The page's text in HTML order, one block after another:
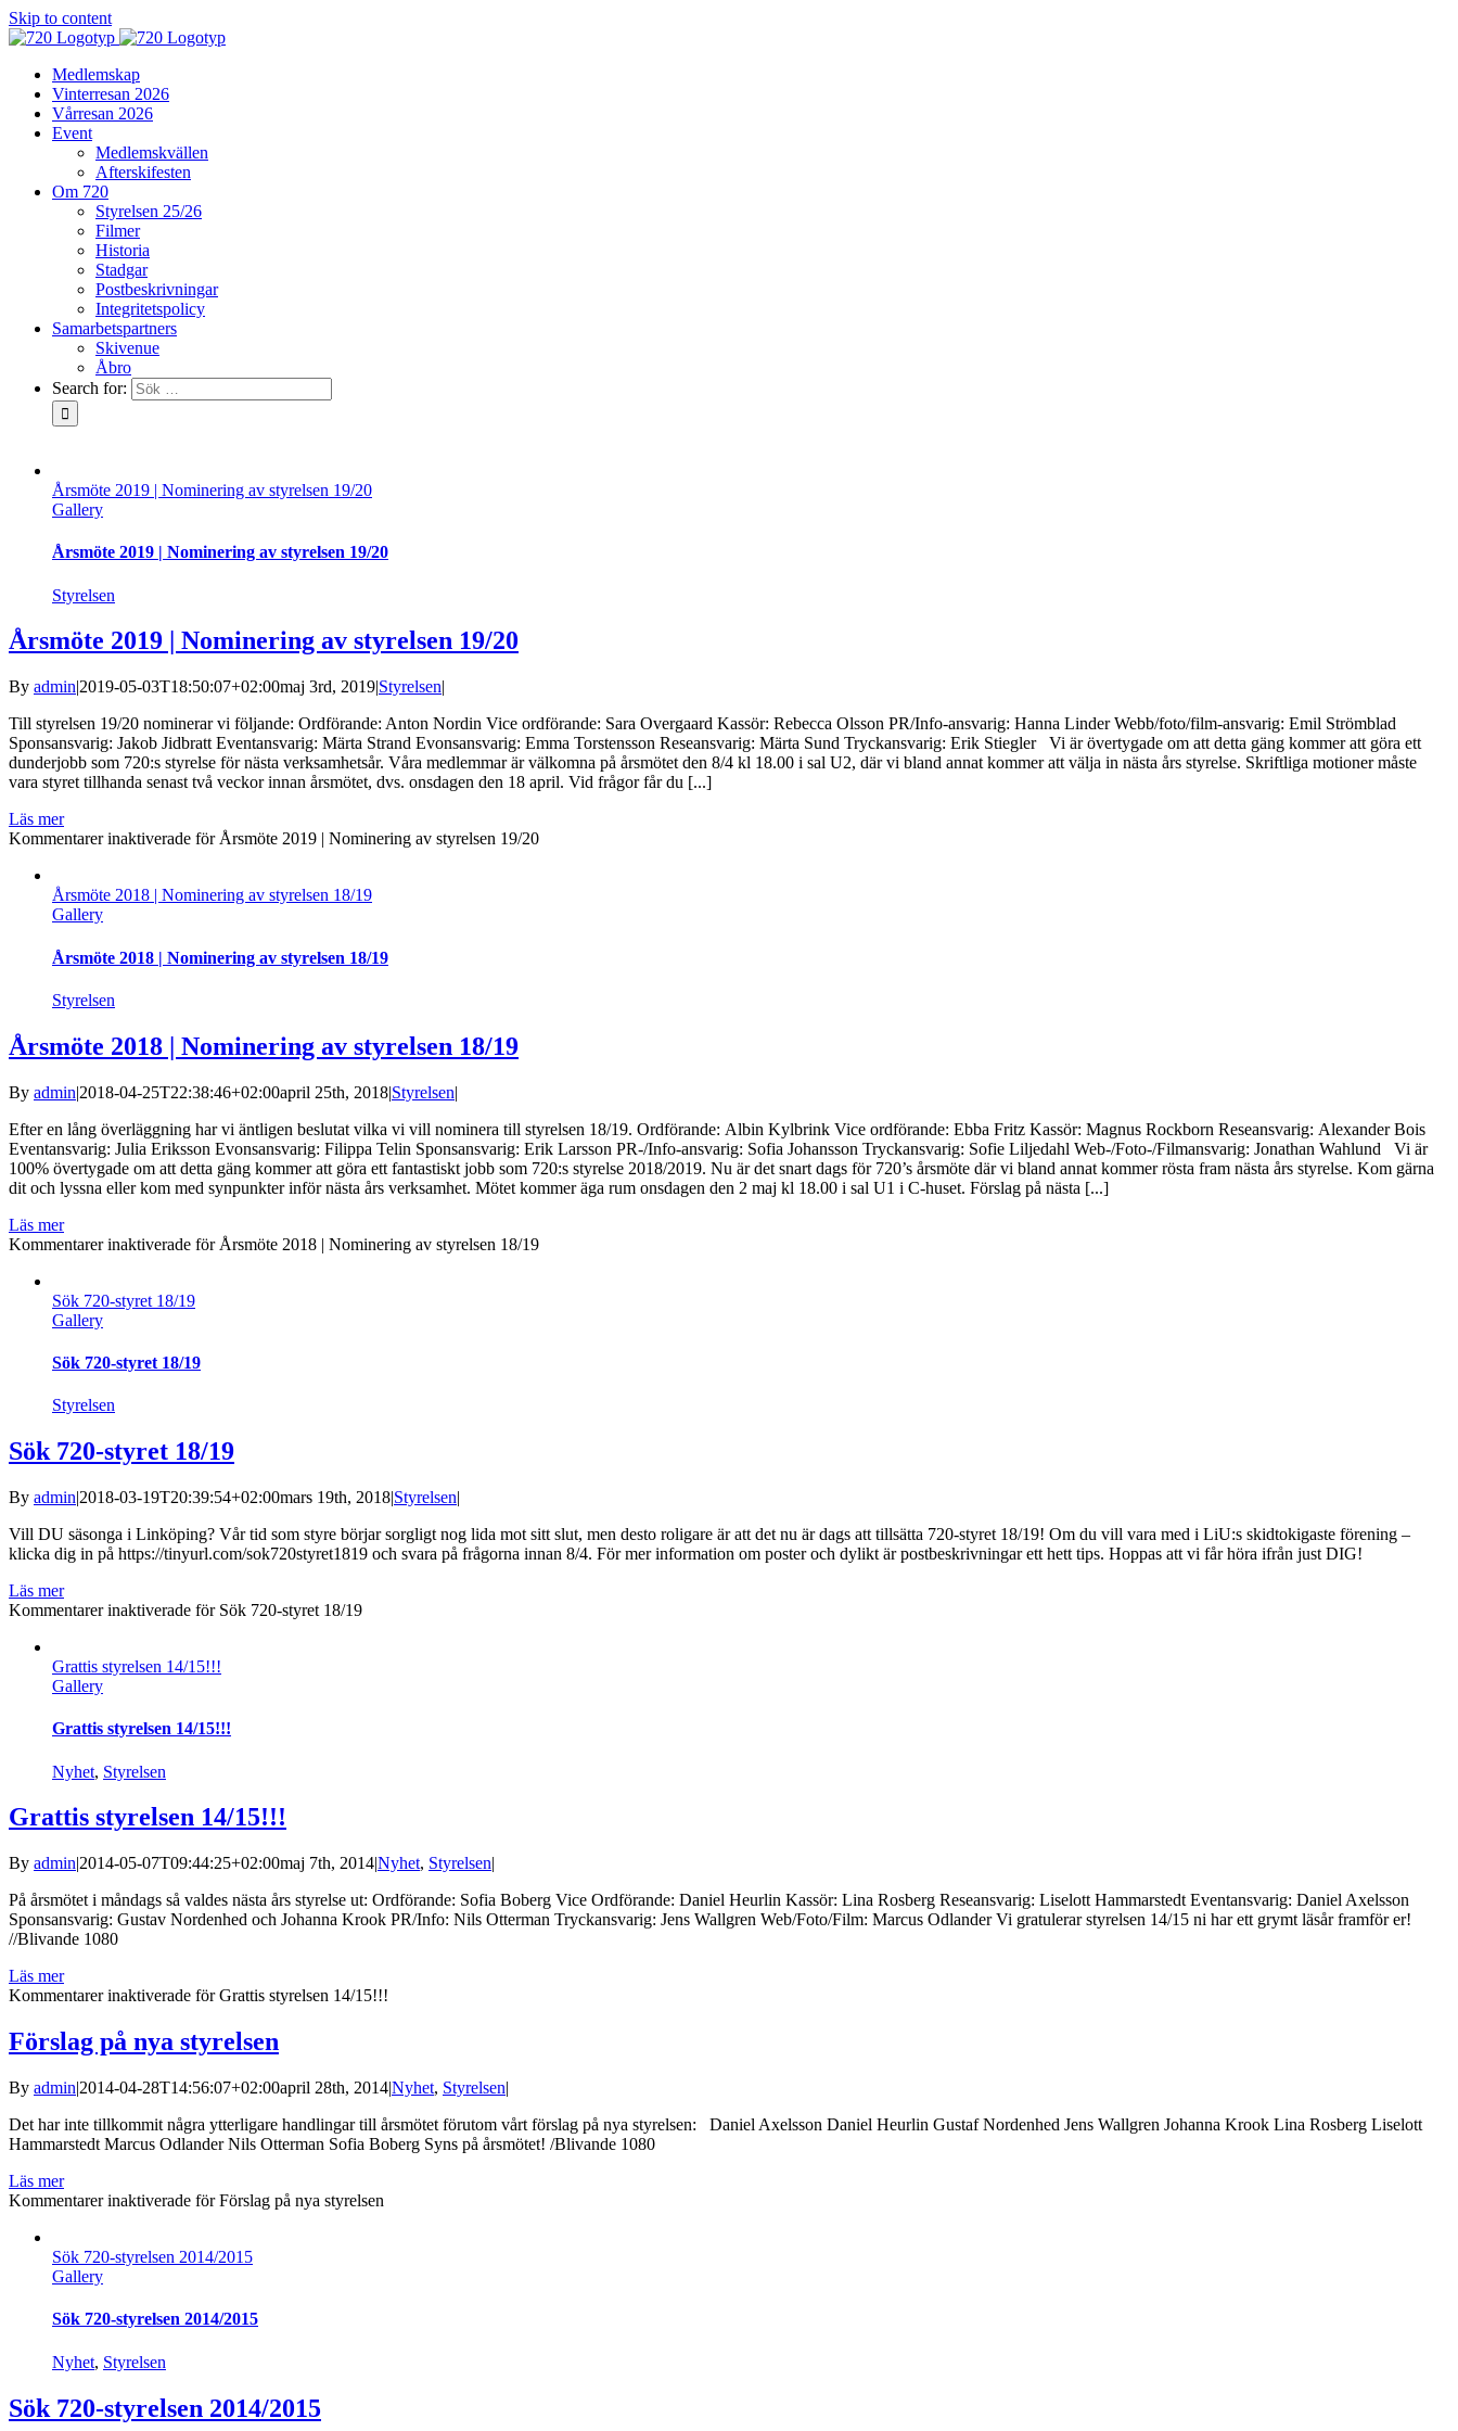
Skip to content
Medlemskap
Vinterresan 2026
Vårresan 2026
Event
Medlemskvällen
Afterskifesten
Om 720
Styrelsen 25/26
Filmer
Historia
Stadgar
Postbeskrivningar
Integritetspolicy
Samarbetspartners
Skivenue
Åbro
Search for:
Årsmöte 2019 | Nominering av styrelsen 19/20
Gallery
Årsmöte 2019 | Nominering av styrelsen 19/20
Styrelsen
Årsmöte 2019 | Nominering av styrelsen 19/20
By admin|2019-05-03T18:50:07+02:00maj 3rd, 2019|Styrelsen|
Till styrelsen 19/20 nominerar vi följande: Ordförande: Anton Nordin Vice ordförande: Sara Overgaard Kassör: Rebecca Olsson PR/Info-ansvarig: Hanna Linder Webb/foto/film-ansvarig: Emil Strömblad
Sponsansvarig: Jakob Jidbratt Eventansvarig: Märta Strand Evonsansvarig: Emma Torstensson Reseansvarig: Märta Sund Tryckansvarig: Erik Stiegler Vi är övertygade om att detta gäng kommer att göra ett
dunderjobb som 720:s styrelse för nästa verksamhetsår. Våra medlemmar är välkomna på årsmötet den 8/4 kl 18.00 i sal U2, där vi bland annat kommer att välja in nästa års styrelse. Skriftliga motioner måste
vara styret tillhanda senast två veckor innan årsmötet, dvs. onsdagen den 18 april. Vid frågor får du [...]
Läs mer
Kommentarer inaktiverade för Årsmöte 2019 | Nominering av styrelsen 19/20
Årsmöte 2018 | Nominering av styrelsen 18/19
Gallery
Årsmöte 2018 | Nominering av styrelsen 18/19
Styrelsen
Årsmöte 2018 | Nominering av styrelsen 18/19
By admin|2018-04-25T22:38:46+02:00april 25th, 2018|Styrelsen|
Efter en lång överläggning har vi äntligen beslutat vilka vi vill nominera till styrelsen 18/19. Ordförande: Albin Kylbrink Vice ordförande: Ebba Fritz Kassör: Magnus Rockborn Reseansvarig: Alexander Bois
Eventansvarig: Julia Eriksson Evonsansvarig: Filippa Telin Sponsansvarig: Erik Larsson PR-/Info-ansvarig: Sofia Johansson Tryckansvarig: Sofie Liljedahl Web-/Foto-/Filmansvarig: Jonathan Wahlund Vi är
100% övertygade om att detta gäng kommer att göra ett fantastiskt jobb som 720:s styrelse 2018/2019. Nu är det snart dags för 720’s årsmöte där vi bland annat kommer rösta fram nästa års styrelse. Kom gärna
dit och lyssna eller kom med synpunkter inför nästa års verksamhet. Mötet kommer äga rum onsdagen den 2 maj kl 18.00 i sal U1 i C-huset. Förslag på nästa [...]
Läs mer
Kommentarer inaktiverade för Årsmöte 2018 | Nominering av styrelsen 18/19
Sök 720-styret 18/19
Gallery
Sök 720-styret 18/19
Styrelsen
Sök 720-styret 18/19
By admin|2018-03-19T20:39:54+02:00mars 19th, 2018|Styrelsen|
Vill DU säsonga i Linköping? Vår tid som styre börjar sorgligt nog lida mot sitt slut, men desto roligare är att det nu är dags att tillsätta 720-styret 18/19! Om du vill vara med i LiU:s skidtokigaste förening –
klicka dig in på https://tinyurl.com/sok720styret1819 och svara på frågorna innan 8/4. För mer information om poster och dylikt är postbeskrivningar ett hett tips. Hoppas att vi får höra ifrån just DIG!
Läs mer
Kommentarer inaktiverade för Sök 720-styret 18/19
Grattis styrelsen 14/15!!!
Gallery
Grattis styrelsen 14/15!!!
Nyhet, Styrelsen
Grattis styrelsen 14/15!!!
By admin|2014-05-07T09:44:25+02:00maj 7th, 2014|Nyhet, Styrelsen|
På årsmötet i måndags så valdes nästa års styrelse ut: Ordförande: Sofia Boberg Vice Ordförande: Daniel Heurlin Kassör: Lina Rosberg Reseansvarig: Liselott Hammarstedt Eventansvarig: Daniel Axelsson
Sponsansvarig: Gustav Nordenhed och Johanna Krook PR/Info: Nils Otterman Tryckansvarig: Jens Wallgren Web/Foto/Film: Marcus Odlander Vi gratulerar styrelsen 14/15 ni har ett grymt läsår framför er!
//Blivande 1080
Läs mer
Kommentarer inaktiverade för Grattis styrelsen 14/15!!!
Förslag på nya styrelsen
By admin|2014-04-28T14:56:07+02:00april 28th, 2014|Nyhet, Styrelsen|
Det har inte tillkommit några ytterligare handlingar till årsmötet förutom vårt förslag på nya styrelsen: Daniel Axelsson Daniel Heurlin Gustaf Nordenhed Jens Wallgren Johanna Krook Lina Rosberg Liselott
Hammarstedt Marcus Odlander Nils Otterman Sofia Boberg Syns på årsmötet! /Blivande 1080
Läs mer
Kommentarer inaktiverade för Förslag på nya styrelsen
Sök 720-styrelsen 2014/2015
Gallery
Sök 720-styrelsen 2014/2015
Nyhet, Styrelsen
Sök 720-styrelsen 2014/2015